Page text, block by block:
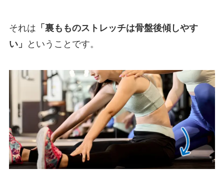
それは 「裏もものストレッチは骨盤後傾しやす
い」
ということです。